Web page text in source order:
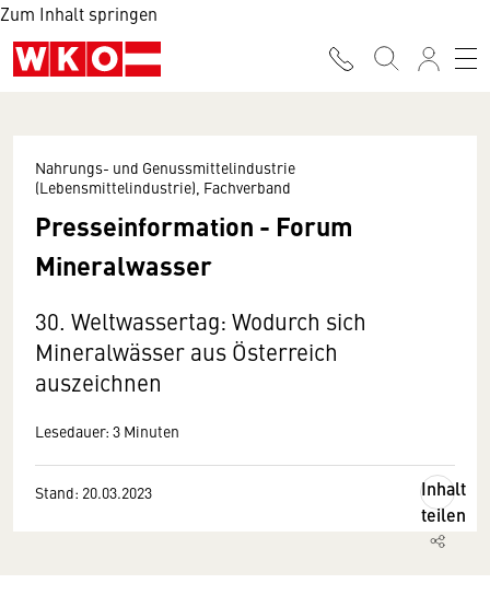
Zum Inhalt springen
Nahrungs- und Genussmittelindustrie
(Lebensmittelindustrie), Fachverband
Presseinformation - Forum
Mineralwasser
30. Weltwassertag: Wodurch sich
Mineralwässer aus Österreich
auszeichnen
Lesedauer: 3 Minuten
Stand: 20.03.2023
Inhalt
teilen